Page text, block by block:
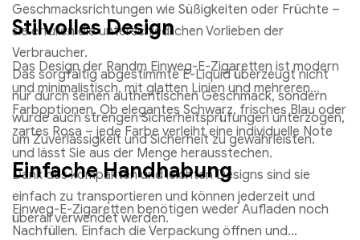
Geschmacksrichtungen wie Süßigkeiten oder Früchte –
sie erfüllen die unterschiedlichen Vorlieben der
Verbraucher.
Das sorgfältig abgestimmte E-Liquid überzeugt nicht
nur durch seinen authentischen Geschmack, sondern
wurde auch strengen Sicherheitsprüfungen unterzogen,
um Zuverlässigkeit und Sicherheit zu gewährleisten.
Stilvolles Design
Das Design der Randm Einweg-E-Zigaretten ist modern
und minimalistisch, mit glatten Linien und mehreren
Farboptionen. Ob elegantes Schwarz, frisches Blau oder
zartes Rosa – jede Farbe verleiht eine individuelle Note
und lässt Sie aus der Menge herausstechen.
Dank des kompakten und leichten Designs sind sie
einfach zu transportieren und können jederzeit und
überall verwendet werden.
Einfache Handhabung
Einweg-E-Zigaretten benötigen weder Aufladen noch
Nachfüllen. Einfach die Verpackung öffnen und